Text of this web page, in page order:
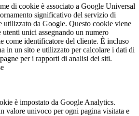
di cookie è associato a Google Universal
significativo del servizio di
utilizzato da Google. Questo cookie viene
unici assegnando un numero
come identificatore del cliente. È incluso
in un sito e utilizzato per calcolare i dati di
per i rapporti di analisi dei siti.
è impostato da Google Analytics.
valore univoco per ogni pagina visitata e